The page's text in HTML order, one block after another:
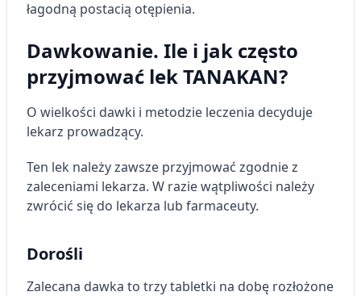
łagodną postacią otępienia.
Dawkowanie. Ile i jak często
przyjmować lek TANAKAN?
O wielkości dawki i metodzie leczenia decyduje
lekarz prowadzący.
Ten lek należy zawsze przyjmować zgodnie z
zaleceniami lekarza. W razie wątpliwości należy
zwrócić się do lekarza lub farmaceuty.
Dorośli
Zalecana dawka to trzy tabletki na dobę rozłożone